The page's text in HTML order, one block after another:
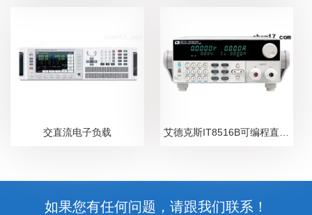
交直流电子负载
如果您有任何问题，请跟我们联系！